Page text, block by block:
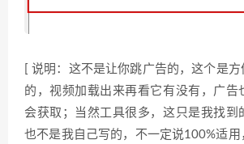
[ 说明：这不是让你跳广告的，这个是
的，视频加载出来再看它有没有，广告
会获取；当然工具很多，这只是我找到
也不是我自己写的，不一定说100%适